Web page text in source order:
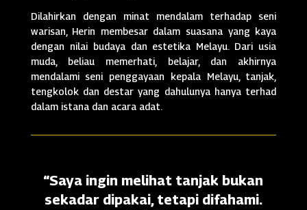
Dilahirkan dengan minat mendalam terhadap seni
warisan, Herin membesar dalam suasana yang kaya
dengan nilai budaya dan estetika Melayu. Dari usia
muda, beliau memerhati, belajar, dan akhirnya
mendalami seni penggayaan kepala Melayu, tanjak,
tengkolok dan destar yang dahulunya hanya terhad
dalam istana dan acara adat.
“Saya ingin melihat tanjak bukan
sekadar dipakai, tetapi difahami.